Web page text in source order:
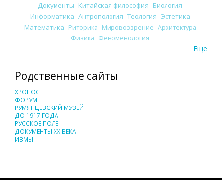
Документы Китайская философия Биология
Информатика Антропология Теология Эстетика
Математика Риторика Мировоззрение Архитектура
Физика Феноменология
Еще
Родственные сайты
ХРОНОС
ФОРУМ
РУМЯНЦЕВСКИЙ МУЗЕЙ
ДО 1917 ГОДА
РУССКОЕ ПОЛЕ
ДОКУМЕНТЫ XX ВЕКА
ИЗМЫ